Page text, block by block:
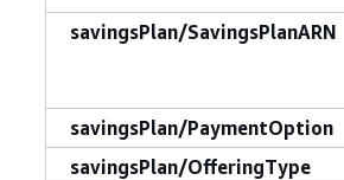
savingsPlan/SavingsPlanARN
savingsPlan/PaymentOption
savingsPlan/OfferingType